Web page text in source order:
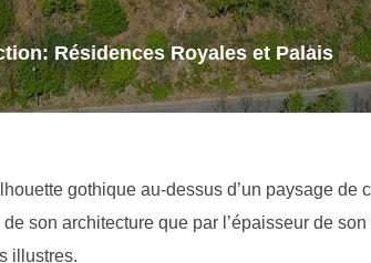
Résidences Royales et Palais
gothique au-dessus d’un paysage de
son architecture que par l’épaisseur de son
illustres.